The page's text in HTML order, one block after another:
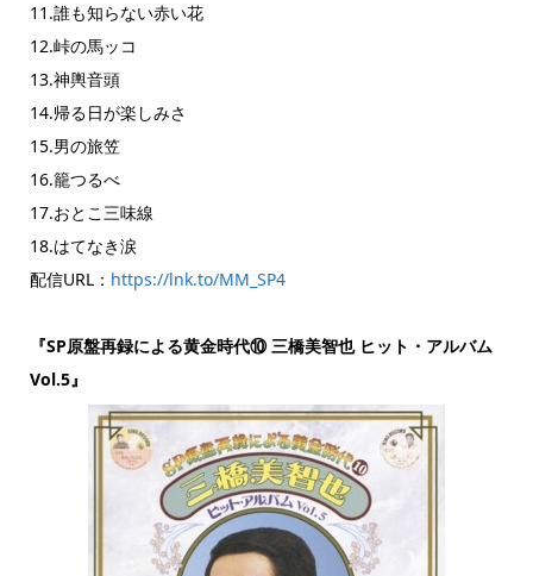
11.誰も知らない赤い花
12.峠の馬ッコ
13.神輿音頭
14.帰る日が楽しみさ
15.男の旅笠
16.籠つるべ
17.おとこ三味線
18.はてなき涙
配信URL： https://lnk.to/MM_SP4
『SP原盤再録による黄金時代⑩ 三橋美智也 ヒット・アルバム
Vol.5』